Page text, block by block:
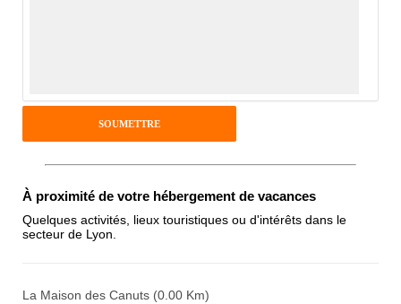
Antispam - Combien font 7x4 (en
chiffres) :
À proximité de votre hébergement de vacances
Quelques activités, lieux touristiques ou d'intérêts dans le
secteur de Lyon.
La Maison des Canuts (0.00 Km)